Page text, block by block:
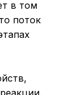
в том
поток